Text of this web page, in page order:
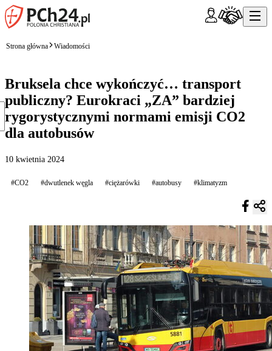
Strona główna Wiadomości
Bruksela chce wykończyć… transport
publiczny? Eurokraci „ZA” bardziej
rygorystycznymi normami emisji CO2
dla autobusów
10 kwietnia 2024
#CO2 #dwutlenek węgla #ciężarówki #autobusy #klimatyzm